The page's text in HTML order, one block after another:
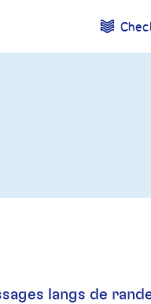
langs de